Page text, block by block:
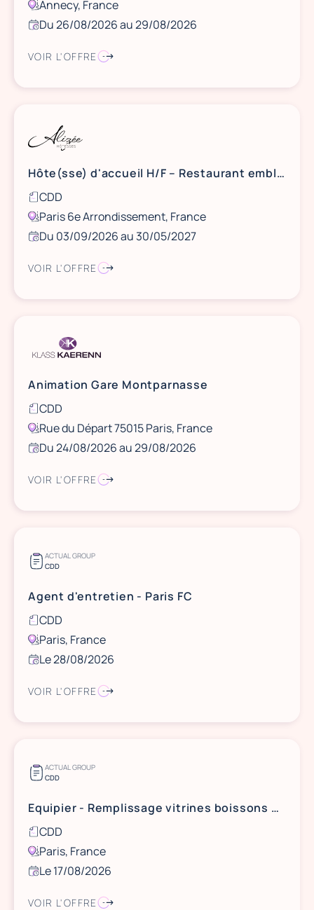
Annecy, France
Du 26/08/2026 au 29/08/2026
VOIR L'OFFRE
Hôte(sse) d'accueil H/F – Restaurant emblématique – 19h/semaine
CDD
Paris 6e Arrondissement, France
Du 03/09/2026 au 30/05/2027
VOIR L'OFFRE
Animation Gare Montparnasse
CDD
Rue du Départ 75015 Paris, France
Du 24/08/2026 au 29/08/2026
VOIR L'OFFRE
ACTUAL GROUP
CDD
Agent d'entretien - Paris FC
CDD
Paris, France
Le 28/08/2026
VOIR L'OFFRE
ACTUAL GROUP
CDD
Equipier - Remplissage vitrines boissons Paris FC
CDD
Paris, France
Le 17/08/2026
VOIR L'OFFRE